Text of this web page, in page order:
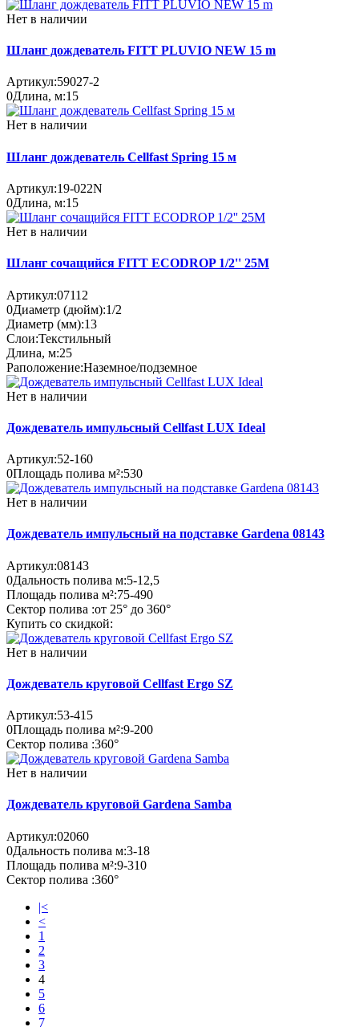
Нет в наличии
Шланг дождеватель FITT PLUVIO NEW 15 m
Артикул:59027-2
0Длина, м:15
Нет в наличии
Шланг дождеватель Cellfast Spring 15 м
Артикул:19-022N
0Длина, м:15
Нет в наличии
Шланг сочащийся FITT ECODROP 1/2'' 25M
Артикул:07112
0Диаметр (дюйм):1/2
Диаметр (мм):13
Слои:Текстильный
Длина, м:25
Раположение:Наземное/подземное
Нет в наличии
Дождеватель импульсный Cellfast LUX Ideal
Артикул:52-160
0Площадь полива м²:530
Нет в наличии
Дождеватель импульсный на подставке Gardena 08143
Артикул:08143
0Дальность полива м:5-12,5
Площадь полива м²:75-490
Сектор полива :от 25° до 360°
Купить со скидкой:
Нет в наличии
Дождеватель круговой Cellfast Ergo SZ
Артикул:53-415
0Площадь полива м²:9-200
Сектор полива :360°
Нет в наличии
Дождеватель круговой Gardena Samba
Артикул:02060
0Дальность полива м:3-18
Площадь полива м²:9-310
Сектор полива :360°
|<
<
1
2
3
4
5
6
7